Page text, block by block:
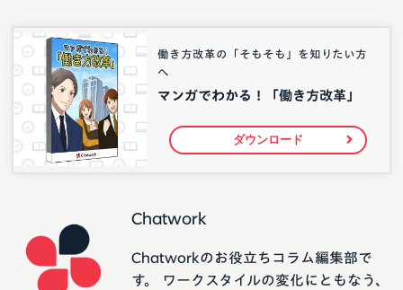
働き方改革の「そもそも」を知りたい方
へ
マンガでわかる！「働き方改革」
ダウンロード
Chatwork
Chatworkのお役立ちコラム編集部で
す。 ワークスタイルの変化にともなう、